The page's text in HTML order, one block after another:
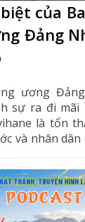
của
Đảng
ương
sự ra đi mãi
là tổn
và nhân dân